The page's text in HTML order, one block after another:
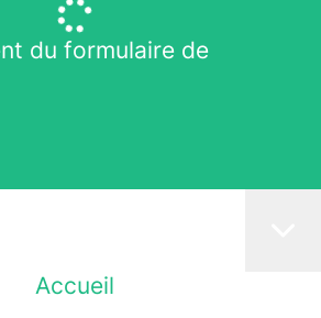
du formulaire de
Accueil